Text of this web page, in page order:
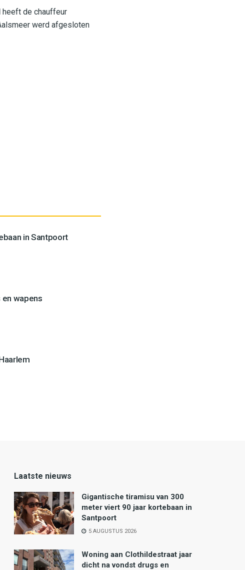
heeft de chauffeur
werd afgesloten
in Santpoort
en wapens
Laatste nieuws
Gigantische tiramisu van 300
meter viert 90 jaar kortebaan in
Santpoort
5 AUGUSTUS 2026
Woning aan Clothildestraat jaar
dicht na vondst drugs en